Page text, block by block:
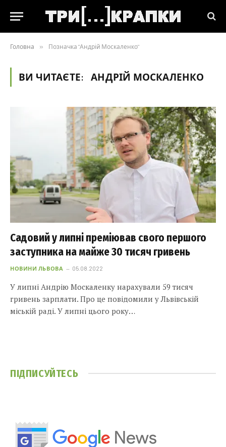
Головна » Позначка "Андрій Москаленко"
ВИ ЧИТАЄТЕ: АНДРІЙ МОСКАЛЕНКО
Садовий у липні преміював свого першого
заступника на майже 30 тисяч гривень
НОВИНИ ЛЬВОВА 05.08.2022
У липні Андрію Москаленку нарахували 59 тисяч
гривень зарплати. Про це повідомили у Львівській
міській раді. У липні цього року…
ПІДПИСУЙТЕСЬ